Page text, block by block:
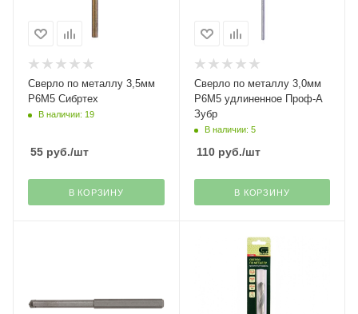
Сверло по металлу 3,5мм
Р6М5 Сибртех
В наличии: 19
55 руб./шт
В КОРЗИНУ
Сверло по металлу 3,0мм
Р6М5 удлиненное Проф-А
Зубр
В наличии: 5
110руб./шт
В КОРЗИНУ